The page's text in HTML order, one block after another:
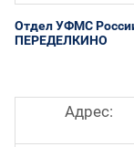
Отдел УФМС
ПЕРЕДЕЛКИНО
Адрес: